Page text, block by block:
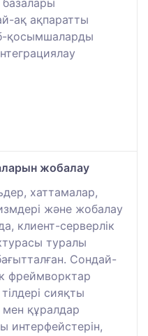
ақ ақпаратты
қосымшаларды
жобалау
хаттамалар,
және жобалау
клиент-серверлік
туралы
Сондай-
фреймворктар
сияқты
мен құралдар
интерфейстерін,